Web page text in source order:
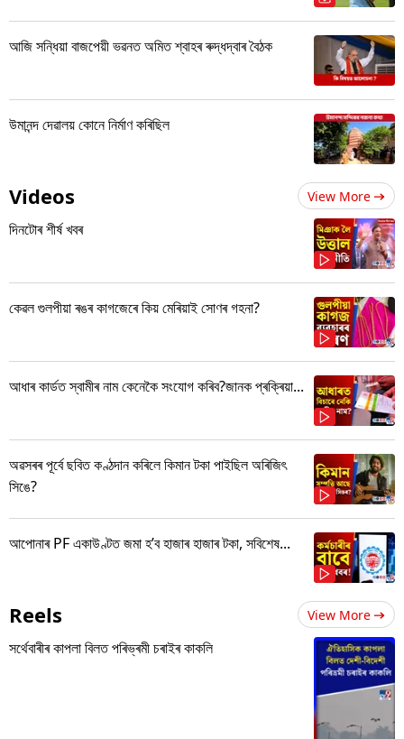
আজি সন্ধিয়া বাজপেয়ী ভৱনত অমিত শ্বাহৰ ৰুদ্ধদ্বাৰ বৈঠক
উমানন্দ দেৱালয় কোনে নিৰ্মাণ কৰিছিল
Videos View More
দিনটোৰ শীৰ্ষ খবৰ
কেৱল গুলপীয়া ৰঙৰ কাগজেৰে কিয় মেৰিয়াই সোণৰ গহনা?
আধাৰ কাৰ্ডত স্বামীৰ নাম কেনেকৈ সংযোগ কৰিব?জানক প্ৰক্ৰিয়া...
অৱসৰৰ পূৰ্বে ছবিত কণ্ঠদান কৰিলে কিমান টকা পাইছিল অৰিজিৎ
সিঙে?
আপোনাৰ PF একাউণ্টত জমা হ’ব হাজাৰ হাজাৰ টকা, সবিশেষ...
Reels View More
সৰ্থেবাৰীৰ কাপলা বিলত পৰিভ্ৰমী চৰাইৰ কাকলি